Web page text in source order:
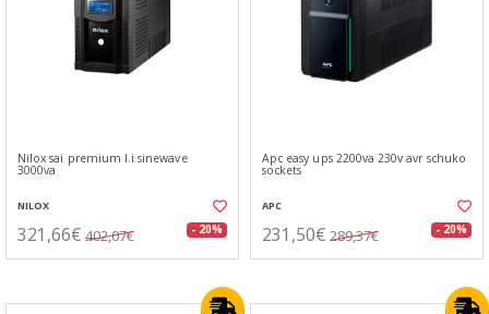
Nilox sai premium l.i sinewave
3000va
NILOX
321,66€ 402,07€ - 20%
Apc easy ups 2200va 230v avr schuko
sockets
APC
231,50€ 289,37€ - 20%